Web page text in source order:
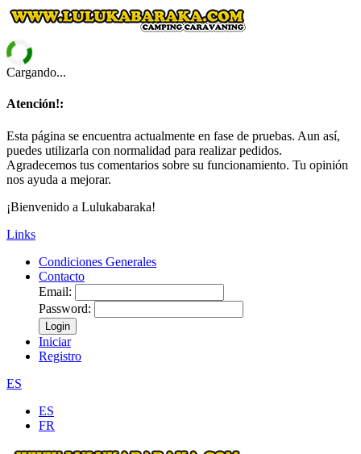
Cargando...
Atención!:
Esta página se encuentra actualmente en fase de pruebas. Aun así,
puedes utilizarla con normalidad para realizar pedidos.
Agradecemos tus comentarios sobre su funcionamiento. Tu opinión
nos ayuda a mejorar.
¡Bienvenido a Lulukabaraka!
Links
Condiciones Generales
Contacto
Email:
Password:
Login
Iniciar
Registro
ES
ES
FR